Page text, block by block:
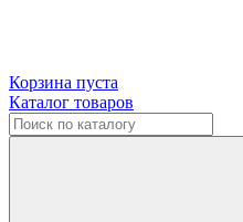
Корзина пуста
Каталог товаров